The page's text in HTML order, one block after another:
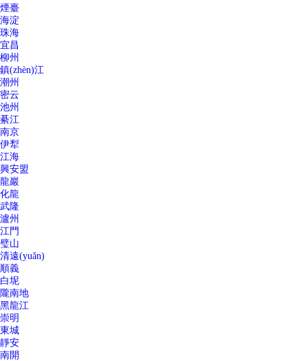
煙臺
海淀
珠海
宜昌
柳州
鎮(zhèn)江
潮州
密云
池州
綦江
南京
伊犁
江海
興安盟
龍巖
化龍
武隆
瀘州
江門
璧山
清遠(yuǎn)
順義
白坭
隴南地
黑龍江
崇明
東城
靜安
南開